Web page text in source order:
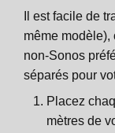
Il est facile de
même modèle),
non-Sonos
séparés pour
Placez
mètres de